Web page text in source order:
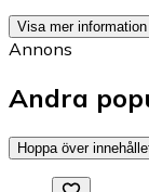
Visa mer information
Annons
Andra
Hoppa över